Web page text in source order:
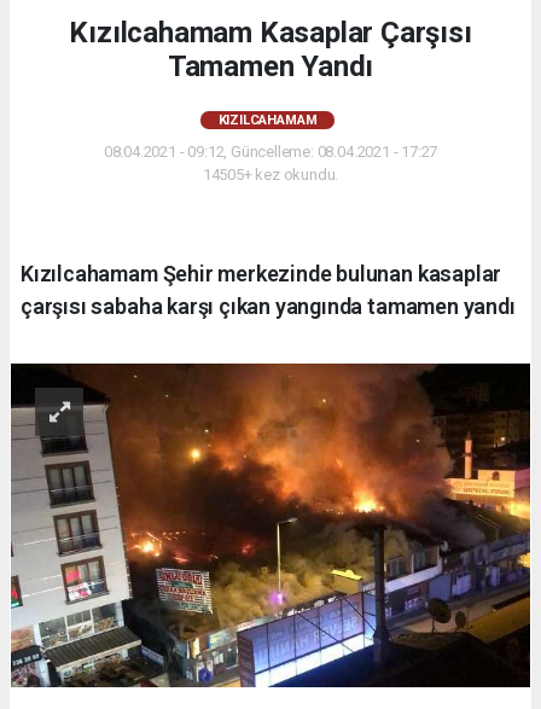
Kızılcahamam Kasaplar Çarşısı
Tamamen Yandı
KIZILCAHAMAM
08.04.2021 - 09:12, Güncelleme: 08.04.2021 - 17:27
14505+ kez okundu.
Kızılcahamam Şehir merkezinde bulunan kasaplar
çarşısı sabaha karşı çıkan yangında tamamen yandı